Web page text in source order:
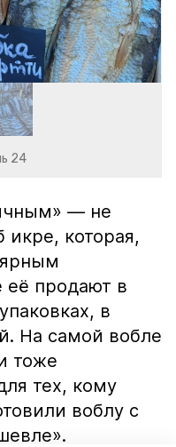
24
— не
икре, которая,
её продают в
в
На самой вобле
тоже
тех, кому
воблу с